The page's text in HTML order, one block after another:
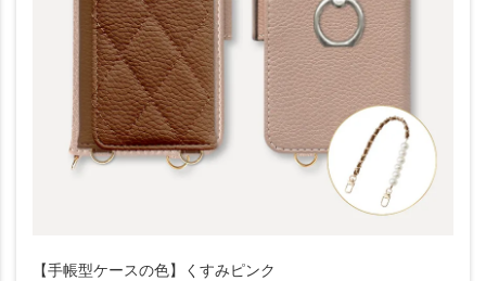
【手帳型ケースの色】くすみピンク